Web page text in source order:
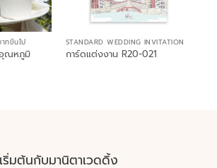
ทขึ้นไป
อุณหภูมิ
STANDARD WEDDING INVITATION
การ์ดแต่งงาน R20-021
เริ่มต้นกับมานิตาเวดดิ้ง